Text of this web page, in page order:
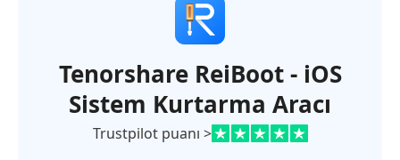
Tenorshare ReiBoot - iOS
Sistem Kurtarma Aracı
Trustpilot puanı >